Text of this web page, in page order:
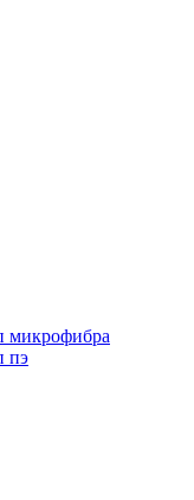
микрофибра
пэ